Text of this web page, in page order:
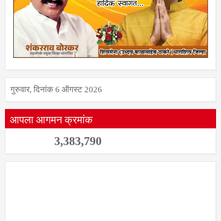
गुरुवार, दिनांक 6 ऑगस्ट 2026
आपला आगमन क्रमांक
3,383,790